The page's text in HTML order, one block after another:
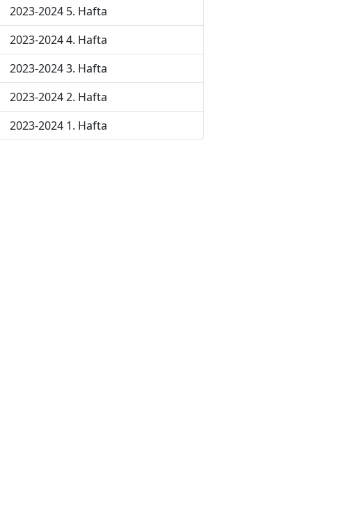
2023-2024 5. Hafta
2023-2024 4. Hafta
2023-2024 3. Hafta
2023-2024 2. Hafta
2023-2024 1. Hafta